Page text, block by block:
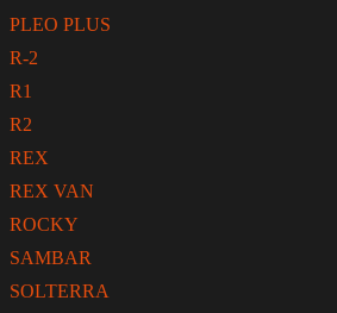
PLEO PLUS
R-2
R1
R2
REX
REX VAN
ROCKY
SAMBAR
SOLTERRA